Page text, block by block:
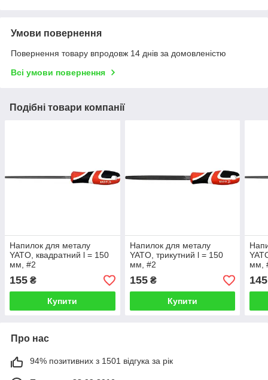
Умови повернення
Повернення товару впродовж 14 днів за домовленістю
Всі умови повернення
Подібні товари компанії
Напилок для металу
YATO, квадратний l = 150
мм, #2
155 ₴
Купити
Напилок для металу
YATO, трикутний l = 150
мм, #2
155₴
Купити
мм,
145
Про нас
94% позитивних з 1501 відгука за рік